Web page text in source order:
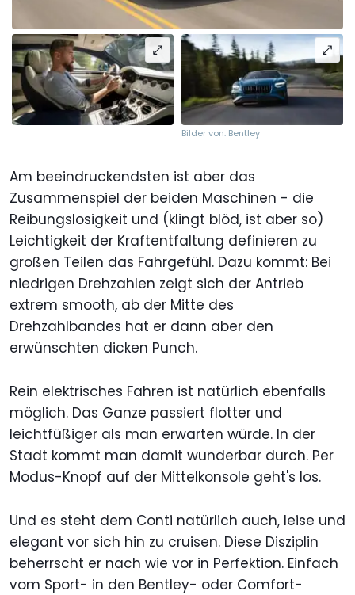
Bilder von: Bentley
Am beeindruckendsten ist aber das
Zusammenspiel der beiden Maschinen - die
Reibungslosigkeit und (klingt blöd, ist aber so)
Leichtigkeit der Kraftentfaltung definieren zu
großen Teilen das Fahrgefühl. Dazu kommt: Bei
niedrigen Drehzahlen zeigt sich der Antrieb
extrem smooth, ab der Mitte des
Drehzahlbandes hat er dann aber den
erwünschten dicken Punch.
Rein elektrisches Fahren ist natürlich ebenfalls
möglich. Das Ganze passiert flotter und
leichtfüßiger als man erwarten würde. In der
Stadt kommt man damit wunderbar durch. Per
Modus-Knopf auf der Mittelkonsole geht's los.
Und es steht dem Conti natürlich auch, leise und
elegant vor sich hin zu cruisen. Diese Disziplin
beherrscht er nach wie vor in Perfektion. Einfach
vom Sport- in den Bentley- oder Comfort-